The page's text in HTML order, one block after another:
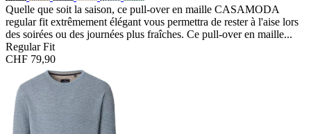
Quelle que soit la saison, ce pull-over en maille CASAMODA
regular fit extrêmement élégant vous permettra de rester à l'aise lors
des soirées ou des journées plus fraîches. Ce pull-over en maille...
Regular Fit
CHF 79,90